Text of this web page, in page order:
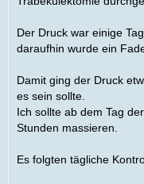
Der Druck war einige
daraufhin wurde ein
Damit ging der Druck
es sein sollte.
Ich sollte ab dem Tag
Stunden massieren.
Es folgten tägliche